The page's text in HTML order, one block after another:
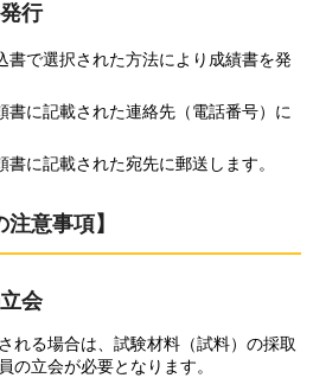
行
書で選択された方法により成績書を発
書に記載された連絡先（電話番号）に
書に記載された宛先に郵送します。
意事項】
会
れる場合は、試験材料（試料）の採取
の立会が必要となります。